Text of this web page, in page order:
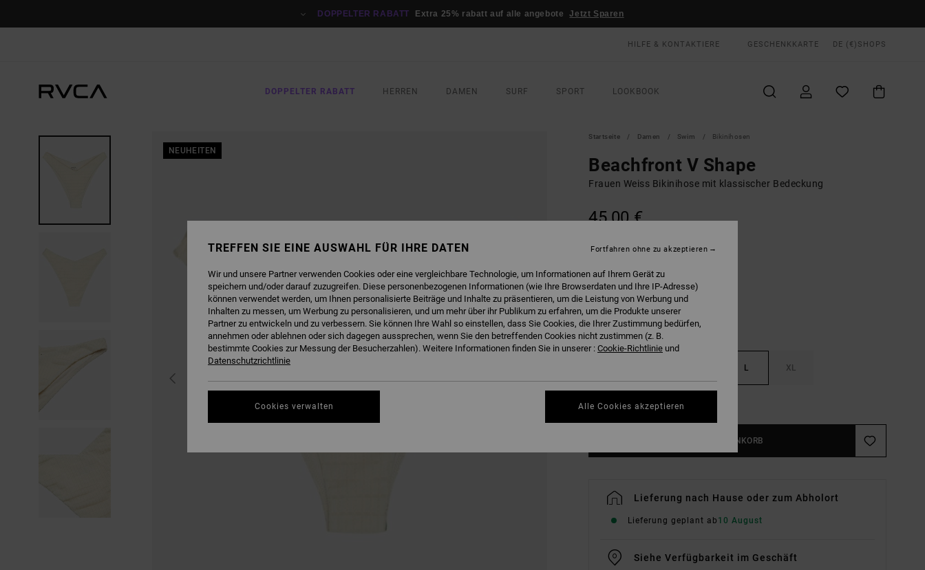
DOPPELTER RABATT Extra 25% rabatt auf alle angebote Jetzt Sparen
HILFE & KONTAKTIERE GESCHENKKARTE DE (€) SHOPS
DOPPELTER RABATT HERREN DAMEN SURF SPORT LOOKBOOK
NEUHEITEN
Startseite Damen Swim Bikinihosen
Beachfront V Shape
Frauen Weiss Bikinihose mit klassischer Bedeckung
45,00 €
L XL
Größentabelle Ansehen
IN DEN WARENKORB
Lieferung nach Hause oder zum Abholort
Lieferung geplant ab 10 August
Siehe Verfügbarkeit im Geschäft
TREFFEN SIE EINE AUSWAHL FÜR IHRE DATEN
Wir und unsere Partner verwenden Cookies oder eine vergleichbare Technologie, um Informationen auf Ihrem Gerät zu
speichern und/oder darauf zuzugreifen. Diese personenbezogenen Informationen (wie Ihre Browserdaten und Ihre IP-Adresse)
können verwendet werden, um Ihnen personalisierte Beiträge und Inhalte zu präsentieren, um die Leistung von Werbung und
Inhalten zu messen, um Werbung zu personalisieren, und um mehr über ihr Publikum zu erfahren, um die Produkte unserer
Partner zu entwickeln und zu verbessern. Sie können Ihre Wahl so einstellen, dass Sie Cookies, die Ihrer Zustimmung bedürfen,
annehmen oder ablehnen oder sich dagegen aussprechen, wenn Sie den betreffenden Cookies nicht zustimmen (z. B.
bestimmte Cookies zur Messung der Besucherzahlen). Weitere Informationen finden Sie in unserer : Cookie-Richtlinie und
Datenschutzrichtlinie
Cookies verwalten
Fortfahren ohne zu akzeptieren
Alle Cookies akzeptieren